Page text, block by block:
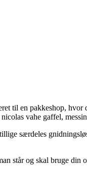
til en pakkeshop, hvor
vahe gaffel,
særdeles
står og skal bruge din